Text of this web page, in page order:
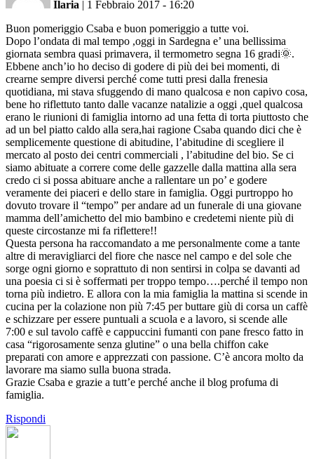
Ilaria | 1 Febbraio 2017 - 16:20
Buon pomeriggio Csaba e buon pomeriggio a tutte voi.
Dopo l’ondata di mal tempo ,oggi in Sardegna e’ una bellissima
giornata sembra quasi primavera, il termometro segna 16 gradi🌞.
Ebbene anch’io ho deciso di godere di più dei bei momenti, di
crearne sempre diversi perché come tutti presi dalla frenesia
quotidiana, mi stava sfuggendo di mano qualcosa e non capivo cosa,
bene ho riflettuto tanto dalle vacanze natalizie a oggi ,quel qualcosa
erano le riunioni di famiglia intorno ad una fetta di torta piuttosto che
ad un bel piatto caldo alla sera,hai ragione Csaba quando dici che è
semplicemente questione di abitudine, l’abitudine di scegliere il
mercato al posto dei centri commerciali , l’abitudine del bio. Se ci
siamo abituate a correre come delle gazzelle dalla mattina alla sera
credo ci si possa abituare anche a rallentare un po’ e godere
veramente dei piaceri e dello stare in famiglia. Oggi purtroppo ho
dovuto trovare il “tempo” per andare ad un funerale di una giovane
mamma dell’amichetto del mio bambino e credetemi niente più di
queste circostanze mi fa riflettere!!
Questa persona ha raccomandato a me personalmente come a tante
altre di meravigliarci del fiore che nasce nel campo e del sole che
sorge ogni giorno e soprattuto di non sentirsi in colpa se davanti ad
una poesia ci si è soffermati per troppo tempo….perché il tempo non
torna più indietro. E allora con la mia famiglia la mattina si scende in
cucina per la colazione non più 7:45 per buttare giù di corsa un caffè
e schizzare per essere puntuali a scuola e a lavoro, si scende alle
7:00 e sul tavolo caffè e cappuccini fumanti con pane fresco fatto in
casa “rigorosamente senza glutine” o una bella chiffon cake
preparati con amore e apprezzati con passione. C’è ancora molto da
lavorare ma siamo sulla buona strada.
Grazie Csaba e grazie a tutt’e perché anche il blog profuma di
famiglia.
Rispondi